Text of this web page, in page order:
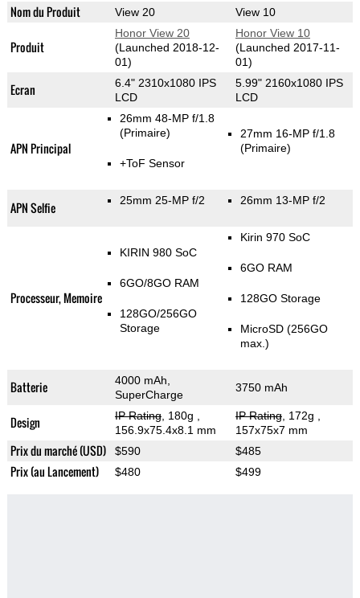
Nom du Produit View 20 View 10
Produit
Honor View 20
(Launched 2018-12-
01)
Honor View 10
(Launched 2017-11-
01)
Ecran
6.4" 2310x1080 IPS
LCD
5.99" 2160x1080 IPS
LCD
APN Principal
26mm 48-MP f/1.8
(Primaire)
+ToF Sensor
27mm 16-MP f/1.8
(Primaire)
APN Selfie 25mm 25-MP f/2 26mm 13-MP f/2
Processeur, Memoire
KIRIN 980 SoC
6GO/8GO RAM
128GO/256GO
Storage
Kirin 970 SoC
6GO RAM
128GO Storage
MicroSD (256GO
max.)
Batterie
4000 mAh,
SuperCharge
3750 mAh
Design IP Rating, 180g
156.9x75.4x8.1 mm
IP Rating, 172g
157x75x7 mm
Prix du marché (USD) $590 $485
Prix (au Lancement) $480 $499